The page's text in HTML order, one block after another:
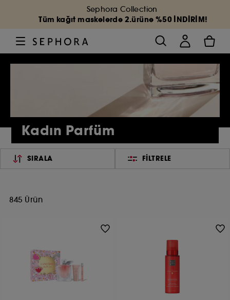
Sephora Collection
Tüm kağıt maskelerde 2.ürüne %50 İNDİRİM!
Kadın Parfüm
SIRALA FILTRELE
845 Ürün